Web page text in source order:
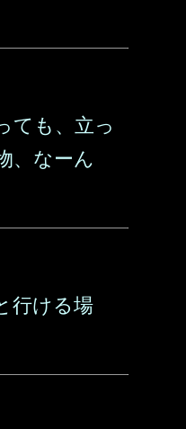
ても、立っ
、なーん
行ける場